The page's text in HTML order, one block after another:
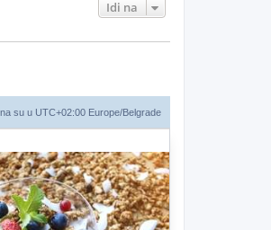
Idi na
su u UTC+02:00 Europe/Belgrade